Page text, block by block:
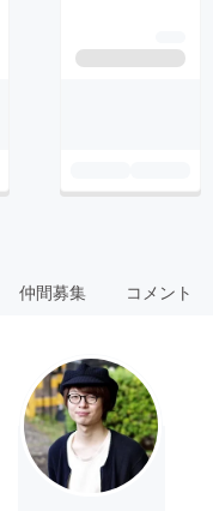
仲間募集 コメント